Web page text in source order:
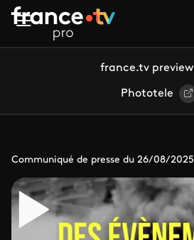
Aller au contenu principal
france.tv preview
Phototele
Communiqué de presse du 26/08/2025